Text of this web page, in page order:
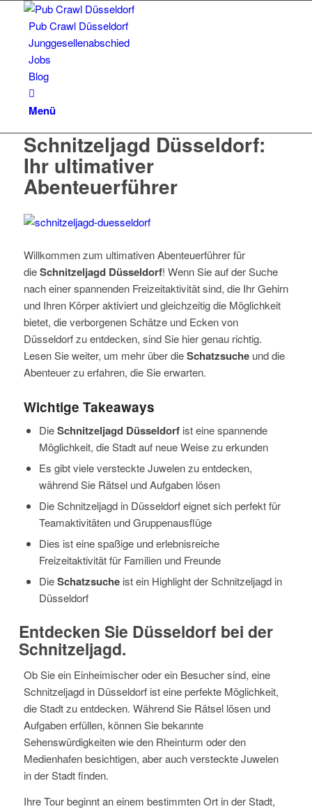
Pub Crawl Düsseldorf
Junggesellenabschied
Jobs
Blog
Menü
Schnitzeljagd Düsseldorf:
Ihr ultimativer
Abenteuerführer
Willkommen zum ultimativen Abenteuerführer für
die Schnitzeljagd Düsseldorf! Wenn Sie auf der Suche
nach einer spannenden Freizeitaktivität sind, die Ihr Gehirn
und Ihren Körper aktiviert und gleichzeitig die Möglichkeit
bietet, die verborgenen Schätze und Ecken von
Düsseldorf zu entdecken, sind Sie hier genau richtig.
Lesen Sie weiter, um mehr über die Schatzsuche und die
Abenteuer zu erfahren, die Sie erwarten.
Wichtige Takeaways
Die Schnitzeljagd Düsseldorf ist eine spannende
Möglichkeit, die Stadt auf neue Weise zu erkunden
Es gibt viele versteckte Juwelen zu entdecken,
während Sie Rätsel und Aufgaben lösen
Die Schnitzeljagd in Düsseldorf eignet sich perfekt für
Teamaktivitäten und Gruppenausflüge
Dies ist eine spaßige und erlebnisreiche
Freizeitaktivität für Familien und Freunde
Die Schatzsuche ist ein Highlight der Schnitzeljagd in
Düsseldorf
Entdecken Sie Düsseldorf bei der
Schnitzeljagd.
Ob Sie ein Einheimischer oder ein Besucher sind, eine
Schnitzeljagd in Düsseldorf ist eine perfekte Möglichkeit,
die Stadt zu entdecken. Während Sie Rätsel lösen und
Aufgaben erfüllen, können Sie bekannte
Sehenswürdigkeiten wie den Rheinturm oder den
Medienhafen besichtigen, aber auch versteckte Juwelen
in der Stadt finden.
Ihre Tour beginnt an einem bestimmten Ort in der Stadt,